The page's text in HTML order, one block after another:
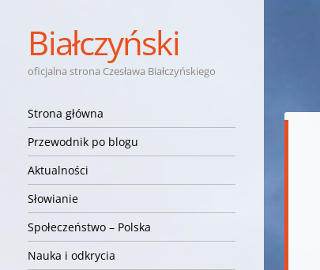
Białczyński
oficjalna strona Czesława Białczyńskiego
Nawigacja
Przejdź do treści
Strona główna
Przewodnik po blogu
Aktualności
Słowianie
Społeczeństwo – Polska
Nauka i odkrycia